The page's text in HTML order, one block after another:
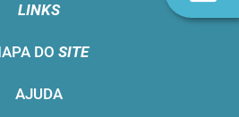
LINKS
DO SITE
AJUDA